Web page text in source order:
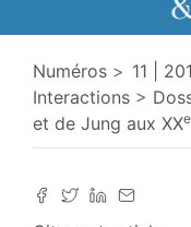
Numéros
11 |
Interactions
et de Jung aux XXe